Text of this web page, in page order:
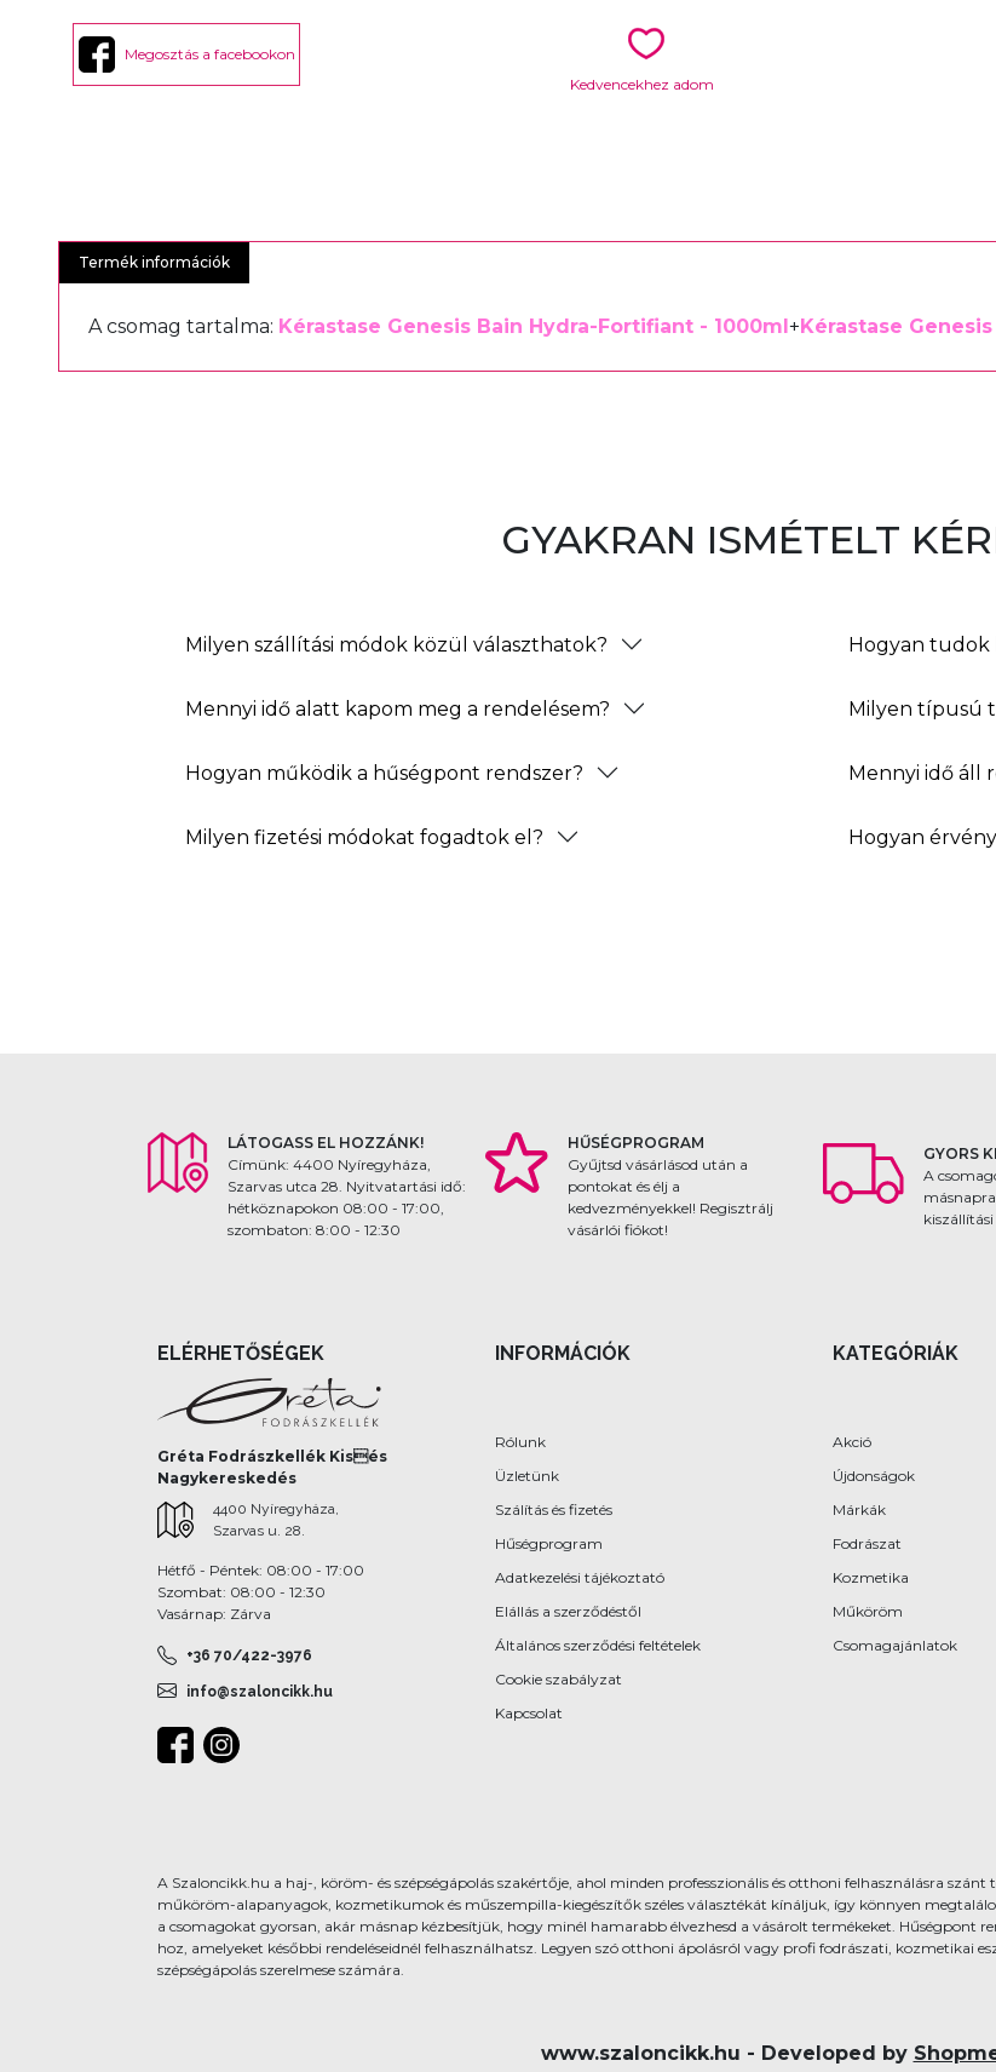
Megosztás a facebookon
Kedvencekhez adom
Termék információk
A csomag tartalma: Kérastase Genesis Bain Hydra-Fortifiant - 1000ml+Kérastase
GYAKRAN ISMÉTELT
Milyen szállítási módok közül választhatok?
Mennyi idő alatt kapom meg a rendelésem?
Hogyan működik a hűségpont rendszer?
Milyen fizetési módokat fogadtok el?
Hogyan tudok
Milyen típusú
Mennyi idő áll
Hogyan
LÁTOGASS EL HOZZÁNK!
Címünk: 4400 Nyíregyháza,
Szarvas utca 28. Nyitvatartási idő:
hétköznapokon 08:00 - 17:00,
szombaton: 8:00 - 12:30
HŰSÉGPROGRAM
Gyűjtsd vásárlásod után a
pontokat és élj a
kedvezményekkel! Regisztrálj
vásárlói fiókot!
GYORS
A
ELÉRHETŐSÉGEK
Gréta Fodrászkellék Kisés
Nagykereskedés
4400 Nyíregyháza,
Szarvas u. 28.
Hétfő - Péntek: 08:00 - 17:00
Szombat: 08:00 - 12:30
Vasárnap: Zárva
+36 70/422-3976
info@szaloncikk.hu
INFORMÁCIÓK
Rólunk
Üzletünk
Szálítás és fizetés
Hűségprogram
Adatkezelési tájékoztató
Elállás a szerződéstől
Általános szerződési feltételek
Cookie szabályzat
Kapcsolat
KATEGÓRIÁK
Akció
Újdonságok
Márkák
Fodrászat
Kozmetika
Műköröm
Csomagajánlatok
A Szaloncikk.hu a haj-, köröm- és szépségápolás szakértője, ahol minden professzionális és otthoni felhasználásra
műköröm-alapanyagok, kozmetikumok és műszempilla-kiegészítők széles választékát kínáljuk, így könnyen
a csomagokat gyorsan, akár másnap kézbesítjük, hogy minél hamarabb élvezhesd a vásárolt termékeket. Hűségpont
hoz, amelyeket későbbi rendeléseidnél felhasználhatsz. Legyen szó otthoni ápolásról vagy profi fodrászati, kozmetikai
szépségápolás szerelmese számára.
www.szaloncikk.hu - Developed by